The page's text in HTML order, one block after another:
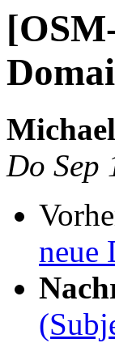
Do Sep
neue